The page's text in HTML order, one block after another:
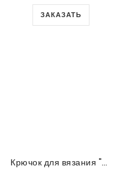
ЗАКАЗАТЬ
Крючок для вязания "Mind" Tulip,1.25 мм